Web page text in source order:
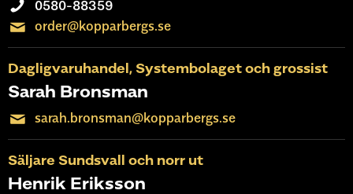
0580-88359
order@kopparbergs.se
Dagligvaruhandel, Systembolaget och grossist
Sarah Bronsman
sarah.bronsman@kopparbergs.se
Säljare Sundsvall och norr ut
Henrik Eriksson